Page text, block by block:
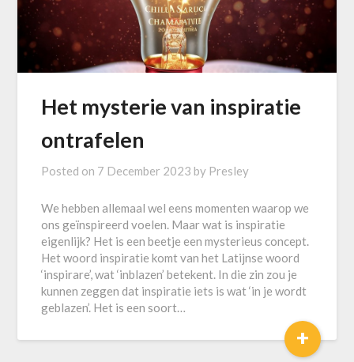
Het mysterie van inspiratie
ontrafelen
Posted on 7 December 2023 by Presley
We hebben allemaal wel eens momenten waarop we
ons geïnspireerd voelen. Maar wat is inspiratie
eigenlijk? Het is een beetje een mysterieus concept.
Het woord inspiratie komt van het Latijnse woord
‘inspirare’, wat ‘inblazen’ betekent. In die zin zou je
kunnen zeggen dat inspiratie iets is wat ‘in je wordt
geblazen’. Het is een soort…
+